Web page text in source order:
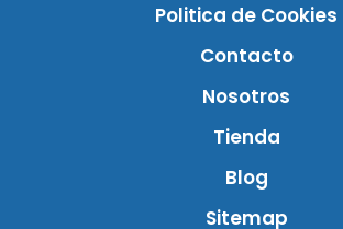
Politica de Cookies
Contacto
Nosotros
Tienda
Blog
Sitemap